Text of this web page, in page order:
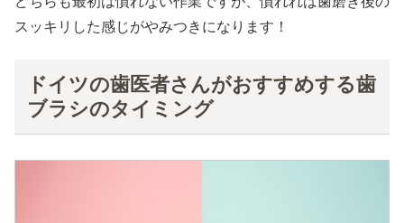
スッキリした感じがやみつきになります！
ドイツの歯医者さんがおすすめする歯
ブラシのタイミング